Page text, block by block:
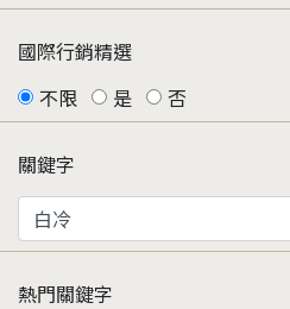
國際行銷精選
不限
是 否
關鍵字
熱門關鍵字